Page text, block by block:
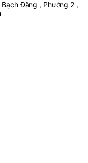
Đằng , Phường 2 ,